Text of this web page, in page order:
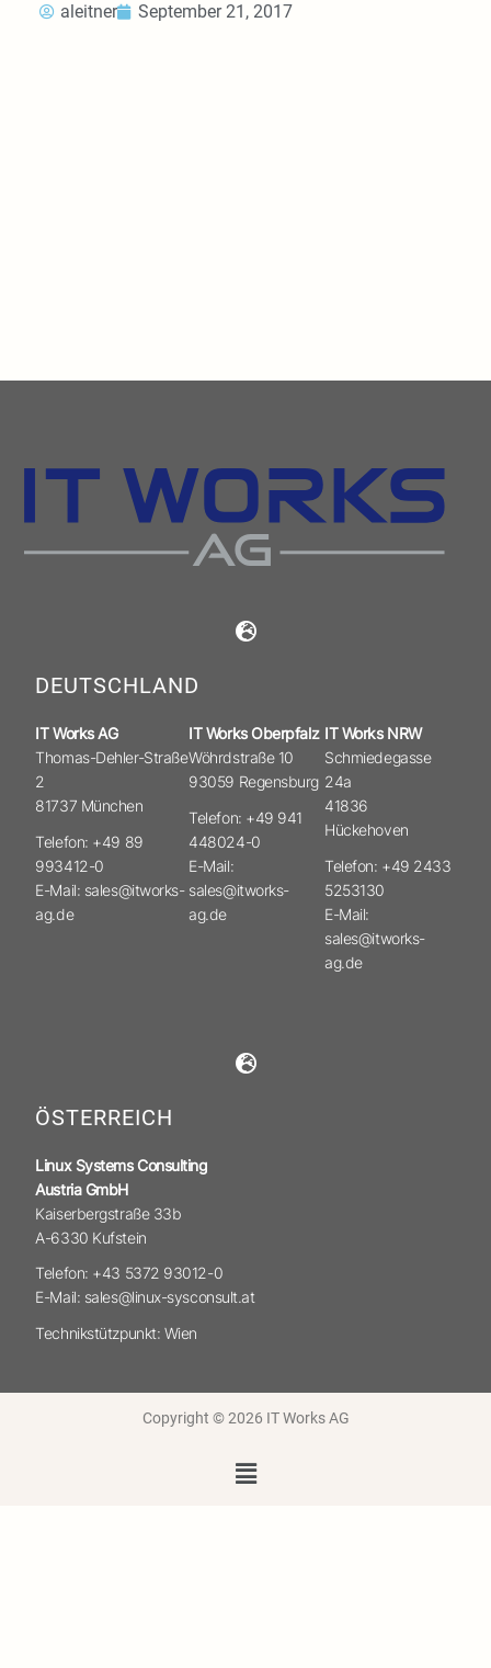
aleitner
September 21, 2017
DEUTSCHLAND
IT Works AG
Thomas-Dehler-Straße
2
81737 München
Telefon: +49 89
993412-0
E-Mail: sales@itworks-
ag.de
IT Works Oberpfalz
Wöhrdstraße 10
93059 Regensburg
Telefon: +49 941
448024-0
E-Mail:
sales@itworks-
ag.de
IT Works NRW
Schmiedegasse
24a
41836
Hückehoven
Telefon: +49 2433
5253130
E-Mail:
sales@itworks-
ag.de
ÖSTERREICH
Linux Systems Consulting
Austria GmbH
Kaiserbergstraße 33b
A-6330 Kufstein
Telefon: +43 5372 93012-0
E-Mail: sales@linux-sysconsult.at
Technikstützpunkt: Wien
Copyright © 2026 IT Works AG
Menü